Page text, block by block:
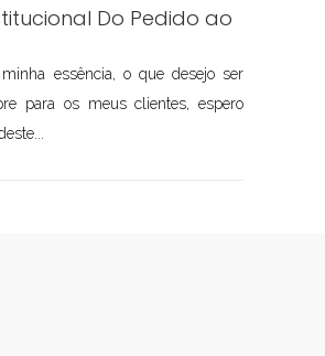
Do Pedido ao
essência, o que desejo ser
para os meus clientes, espero